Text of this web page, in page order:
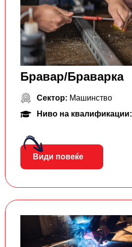
Бравар/Браварка
Сектор: Машинство
Ниво на квалификации:
Види повеќе